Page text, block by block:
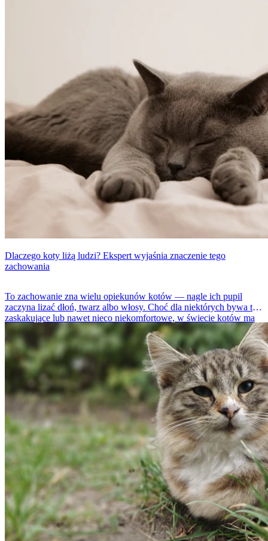
Dlaczego koty liżą ludzi? Ekspert wyjaśnia znaczenie tego
zachowania
To zachowanie zna wielu opiekunów kotów — nagle ich pupil
zaczyna lizać dłoń, twarz albo włosy. Choć dla niektórych bywa to
zaskakujące lub nawet nieco niekomfortowe, w świecie kotów ma
ono konkretne znaczenie. Eksperci podkreślają, że lizanie człowieka
to ważny element komunikacji i relacji między zwierzęciem a
opiekunem.